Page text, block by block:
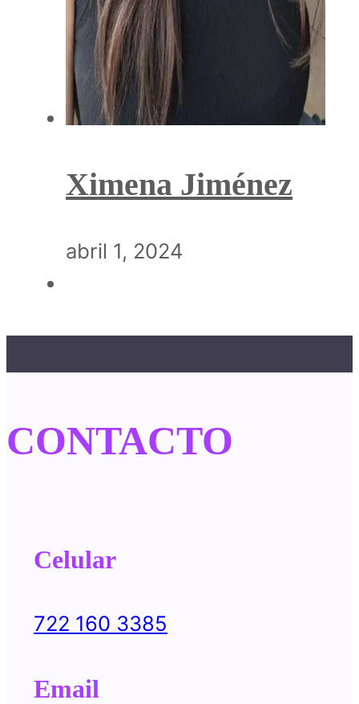
Ximena Jiménez
abril 1, 2024
CONTACTO
Celular
722 160 3385
Email